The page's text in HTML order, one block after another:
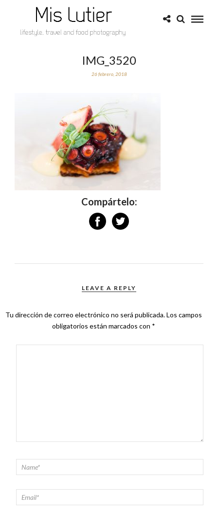
IMG_3520
26 febrero, 2018
Compártelo:
LEAVE A REPLY
Tu dirección de correo electrónico no será publicada.Los campos
obligatorios están marcados con *